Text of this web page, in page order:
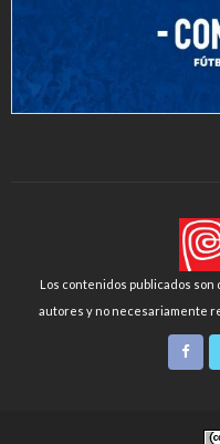
Los contenidos publicados
autores y no necesariamente
Chiqaq News o de la